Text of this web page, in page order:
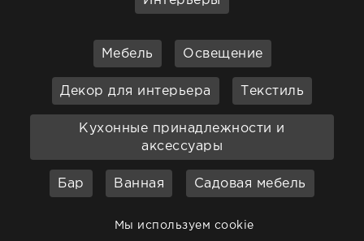
Мебель Освещение
Декор для интерьера Текстиль
Кухонные принадлежности и
аксессуары
Бар Ванная Садовая мебель
Мы используем cookie